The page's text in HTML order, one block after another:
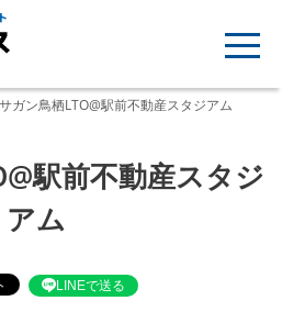
サガン鳥栖LTO@駅前不動産スタジアム
駅前不動産スタジ
アム
LINEで送る